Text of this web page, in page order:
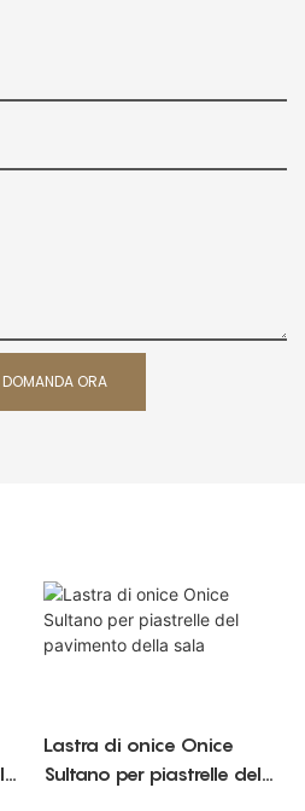
ORA
Lastra di onice Onice
Sultano per piastrelle del